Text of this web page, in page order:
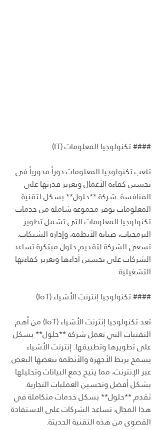
#### تكنولوجيا المعلومات (IT)
تلعب تكنولوجيا المعلومات دوراً محورياً في
تحسين كفاءة الأعمال وتعزيز قدرتها على
المنافسة. شركة **حلول** بسكل لتقنية
المعلومات توفر مجموعة شاملة من خدمات
تكنولوجيا المعلومات التي تشمل تطوير
البرمجيات، صيانة الأنظمة، وإدارة الشبكات.
تسعى الشركة لتقديم حلول مبتكرة تساعد
الشركات على تحسين أداءها وتعزيز كفاءتها
التشغيلية.
#### تكنولوجيا إنترنت الأشياء (IoT)
تعد تكنولوجيا إنترنت الأشياء (IoT) من أهم
التقنيات التي تعمل شركة **حلول** بسكل
على تطويرها وتطبيقها. إنترنت الأشياء
يسمح بربط الأجهزة والأنظمة ببعضها البعض
عبر الإنترنت، مما يتيح جمع البيانات وتحليلها
بشكل أفضل وتحسين العمليات التجارية.
تقدم **حلول** بسكل خدمات متكاملة في
هذا المجال، تساعد الشركات على الاستفادة
القصوى من هذه التقنية الحديثة.